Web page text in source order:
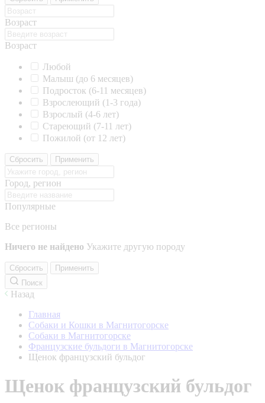
Возраст
Возраст
Любой
Малыш (до 6 месяцев)
Подросток (6-11 месяцев)
Взрослеющий (1-3 года)
Взрослый (4-6 лет)
Стареющий (7-11 лет)
Пожилой (от 12 лет)
Сбросить Применить
Город, регион
Популярные
Все регионы
Ничего не найдено Укажите другую породу
Сбросить
Применить
Поиск
Назад
Главная
Собаки и Кошки в Магнитогорске
Собаки в Магнитогорске
Французские бульдоги в Магнитогорске
Щенок французский бульдог
Щенок французский бульдог